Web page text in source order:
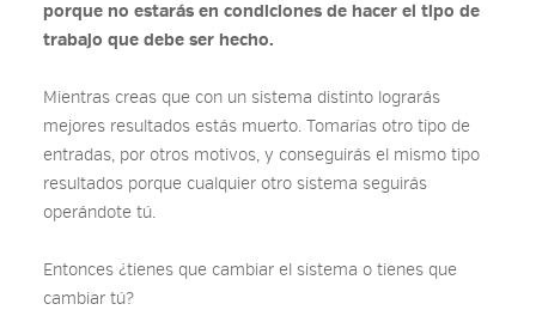
porque no estarás en condiciones de hacer el tipo de
trabajo que debe ser hecho.
Mientras creas que con un sistema distinto lograrás
mejores resultados estás muerto. Tomarías otro tipo de
entradas, por otros motivos, y conseguirás el mismo tipo
resultados porque cualquier otro sistema seguirás
operándote tú.
Entonces ¿tienes que cambiar el sistema o tienes que
cambiar tú?